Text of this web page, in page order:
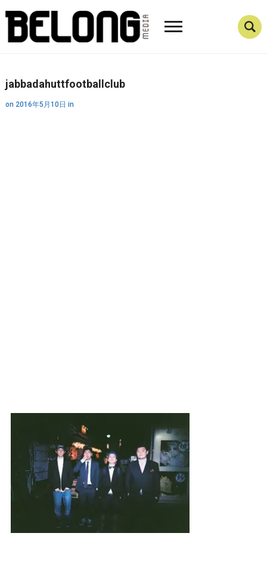
jabbadahuttfootballclub
on 2016年5月10日 in